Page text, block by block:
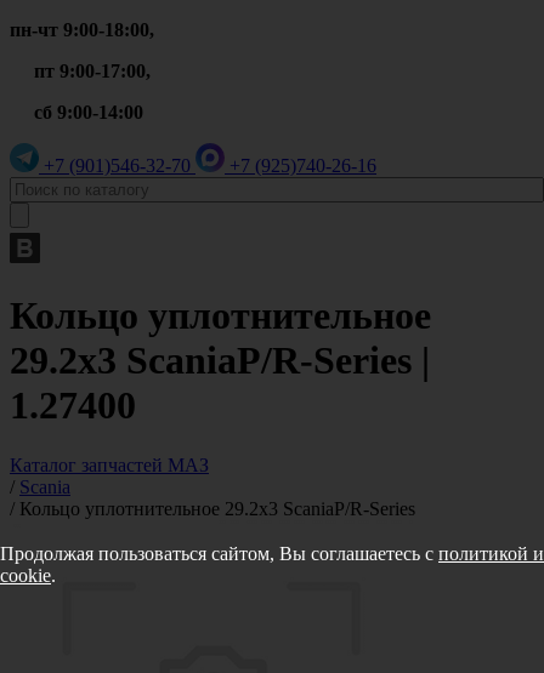
пн-чт 9:00-18:00,
пт 9:00-17:00,
сб 9:00-14:00
+7 (901)546-32-70 +7 (925)740-26-16
Кольцо уплотнительное
29.2x3 ScaniaP/R-Series |
1.27400
Каталог запчастей МАЗ
/ Scania
/ Кольцо уплотнительное 29.2x3 ScaniaP/R-Series
Продолжая пользоваться сайтом, Вы соглашаетесь с политикой
cookie.